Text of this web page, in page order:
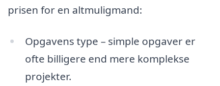
prisen for en altmuligmand:
Opgavens type – simple opgaver er
ofte billigere end mere komplekse
projekter.